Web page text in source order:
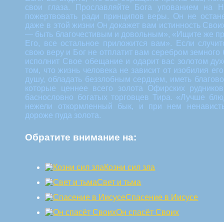
свои глаза. Прославляйте Бога упованием на
пожертвовать ради принципов веры. Он не
даже в этой жизни Он докажет вам истинность
— быть благочестивым и довольным», «Ищите же
Его, все остальное приложится вам». Если
свою веру и Бог не отплатит вам серебром
исполнит Свое обещание и одарит вас золотом
том, что жизнь человека не зависит от изобилия
душу, обладать беззлобным сердцем, иметь
которые ценнее всего золота Офирских
баснословно богатых торговцев Тира. «Лучше
нежели откормленный бык, и при нем
дороже пуда золота.
Обратите внимание на:
Козни сил зла
Свет и тьма
Спасение в Иисусе
Он спасёт Своих